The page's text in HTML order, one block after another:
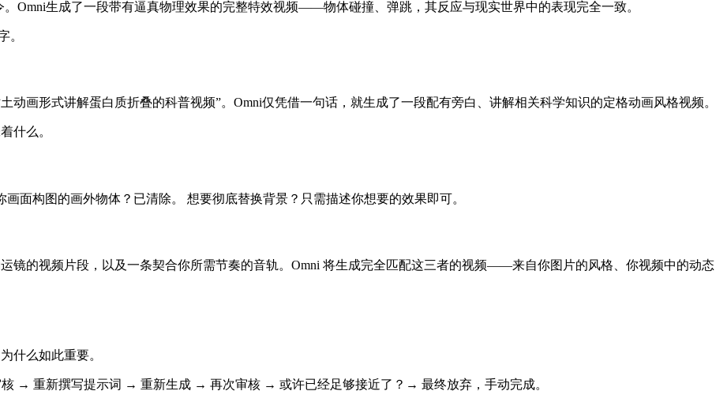
Omni生成了一段带有逼真物理效果的完整特效视频——物体碰撞、弹跳，其反应与现实世界中的表现完全一致。
。
动画形式讲解蛋白质折叠的科普视频”。Omni仅凭借一句话，就生成了一段配有旁白、讲解相关科学知识的定格动画风格视频。
什么。
面构图的画外物体？已清除。 想要彻底替换背景？只需描述你想要的效果即可。
镜的视频片段，以及一条契合你所需节奏的音轨。Omni 将生成完全匹配这三者的视频——来自你图片的风格、你视频中的动态
什么如此重要。
→ 重新撰写提示词 → 重新生成 → 再次审核 → 或许已经足够接近了？→ 最终放弃，手动完成。